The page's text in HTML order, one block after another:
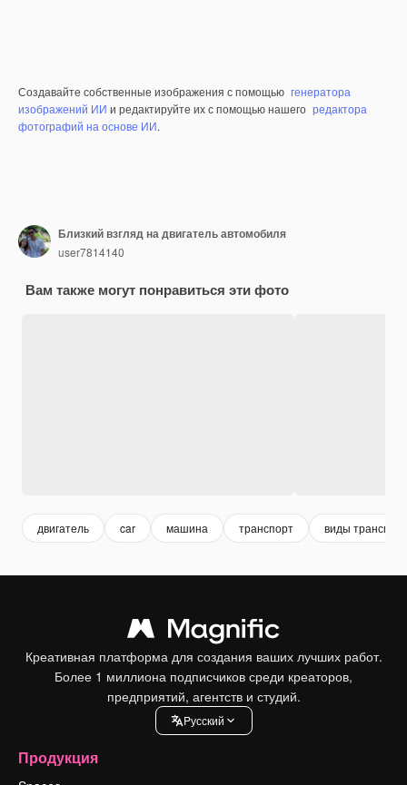
Создавайте собственные изображения с помощью генератора
изображений ИИ и редактируйте их с помощью нашего редактора
фотографий на основе ИИ.
Близкий взгляд на двигатель автомобиля
user7814140
Вам также могут понравиться эти фото
двигатель car машина транспорт виды
Креативная платформа для создания ваших лучших работ.
Более 1 миллиона подписчиков среди креаторов,
предприятий, агентств и студий.
Pусский
Продукция